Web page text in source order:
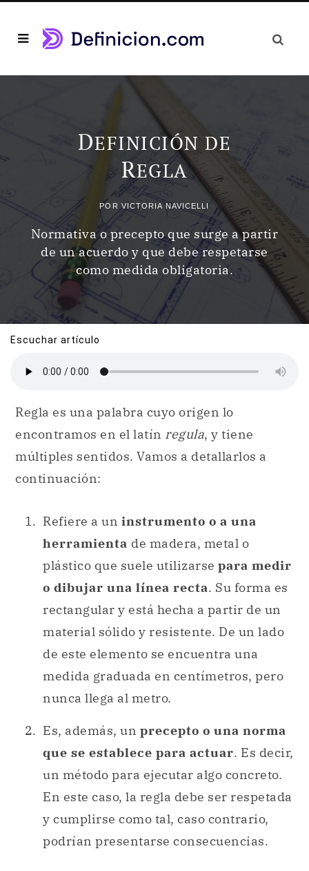
DEFINICIÓN DE
REGLA
POR VICTORIA NAVICELLI
Normativa o precepto que surge a partir
de un acuerdo y que debe respetarse
como medida obligatoria.
Escuchar artículo
Regla es una palabra cuyo origen lo
encontramos en el latín regula, y tiene
múltiples sentidos. Vamos a detallarlos a
continuación:
Refiere a un instrumento o a una
herramienta de madera, metal o
plástico que suele utilizarse para medir
o dibujar una línea recta. Su forma es
rectangular y está hecha a partir de un
material sólido y resistente. De un lado
de este elemento se encuentra una
medida graduada en centímetros, pero
nunca llega al metro.
Es, además, un precepto o una norma
que se establece para actuar. Es decir,
un método para ejecutar algo concreto.
En este caso, la regla debe ser respetada
y cumplirse como tal, caso contrario,
podrían presentarse consecuencias.